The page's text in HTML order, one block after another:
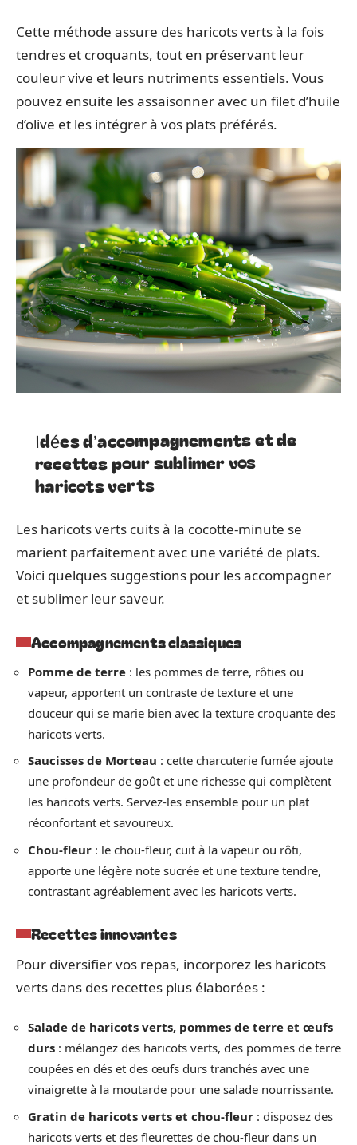
Cette méthode assure des haricots verts à la fois
tendres et croquants, tout en préservant leur
couleur vive et leurs nutriments essentiels. Vous
pouvez ensuite les assaisonner avec un filet d’huile
d’olive et les intégrer à vos plats préférés.
Idées d’accompagnements et de
recettes pour sublimer vos
haricots verts
Les haricots verts cuits à la cocotte-minute se
marient parfaitement avec une variété de plats.
Voici quelques suggestions pour les accompagner
et sublimer leur saveur.
Accompagnements classiques
Pomme de terre : les pommes de terre, rôties ou
vapeur, apportent un contraste de texture et une
douceur qui se marie bien avec la texture croquante des
haricots verts.
Saucisses de Morteau : cette charcuterie fumée ajoute
une profondeur de goût et une richesse qui complètent
les haricots verts. Servez-les ensemble pour un plat
réconfortant et savoureux.
Chou-fleur : le chou-fleur, cuit à la vapeur ou rôti,
apporte une légère note sucrée et une texture tendre,
contrastant agréablement avec les haricots verts.
Recettes innovantes
Pour diversifier vos repas, incorporez les haricots
verts dans des recettes plus élaborées :
Salade de haricots verts, pommes de terre et œufs
durs : mélangez des haricots verts, des pommes de terre
coupées en dés et des œufs durs tranchés avec une
vinaigrette à la moutarde pour une salade nourrissante.
Gratin de haricots verts et chou-fleur : disposez des
haricots verts et des fleurettes de chou-fleur dans un